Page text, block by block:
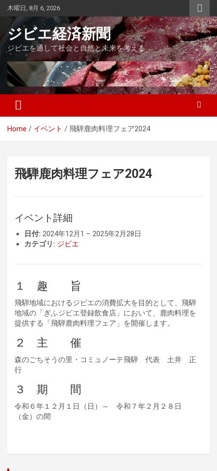
Skip
content
木曜日, 8月 6, 2026
ジビエ経済新聞
ジビエを通して社会と自然と未来を考える
Home イベント 飛騨鹿肉料理フェア2024
飛騨鹿肉料理フェア2024
イベント詳細
日付: 2024年12月1 – 2025年2月28日
カテゴリ: ジビエ
１ 趣 旨
飛騨地域におけるジビエの消費拡大を目的として、飛騨
地域の「ぎふジビエ登録飲食店」において、鹿肉料理を
提供する「飛騨鹿肉料理フェア」を開催します。
２ 主 催
森のごちそうの里・コミュノーテ飛騨 代表 土井 正
行
３ 期 間
令和６年１２月１日（日）～ 令和７年２月２８日
（金）の間